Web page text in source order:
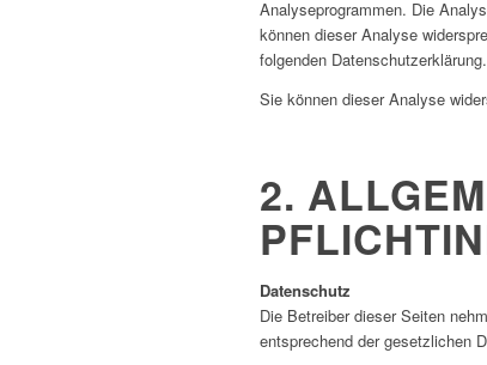
Analyseprogrammen. Die
können dieser Analyse
folgenden Datenschutzerklärung.
Sie können dieser Analyse
2.
Datenschutz
Die Betreiber dieser Seiten
entsprechend der gesetzlichen